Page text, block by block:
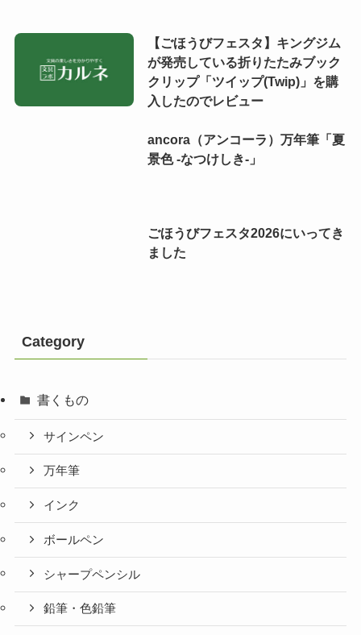
【ごほうびフェスタ】キングジム
が発売している折りたたみブック
クリップ「ツイップ(Twip)」を購
入したのでレビュー
ancora（アンコーラ）万年筆「夏
景色 -なつけしき-」
ごほうびフェスタ2026にいってき
ました
Category
書くもの
サインペン
万年筆
インク
ボールペン
シャープペンシル
鉛筆・色鉛筆